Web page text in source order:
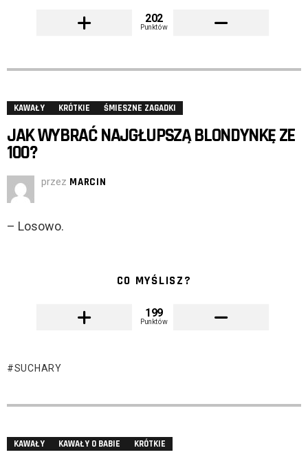
202
Punktów
KAWAŁY KRÓTKIE ŚMIESZNE ZAGADKI
JAK WYBRAĆ NAJGŁUPSZĄ BLONDYNKĘ ZE
100?
przez MARCIN
– Losowo.
CO MYŚLISZ?
199
Punktów
SUCHARY
KAWAŁY KAWAŁY O BABIE KRÓTKIE